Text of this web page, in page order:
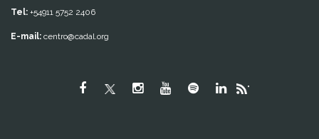
Tel: +54911 5752 2406
E-mail: centro@cadal.org
"